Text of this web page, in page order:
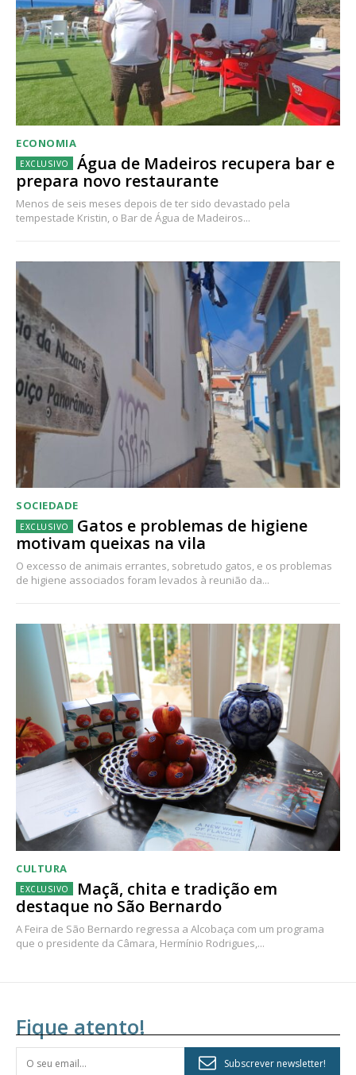
ECONOMIA
Água de Madeiros recupera bar e
prepara novo restaurante
Menos de seis meses depois de ter sido devastado pela
tempestade Kristin, o Bar de Água de Madeiros...
SOCIEDADE
Gatos e problemas de higiene
motivam queixas na vila
O excesso de animais errantes, sobretudo gatos, e os problemas
de higiene associados foram levados à reunião da...
CULTURA
Maçã, chita e tradição em
destaque no São Bernardo
A Feira de São Bernardo regressa a Alcobaça com um programa
que o presidente da Câmara, Hermínio Rodrigues,...
Fique atento!
Subscrever newsletter!